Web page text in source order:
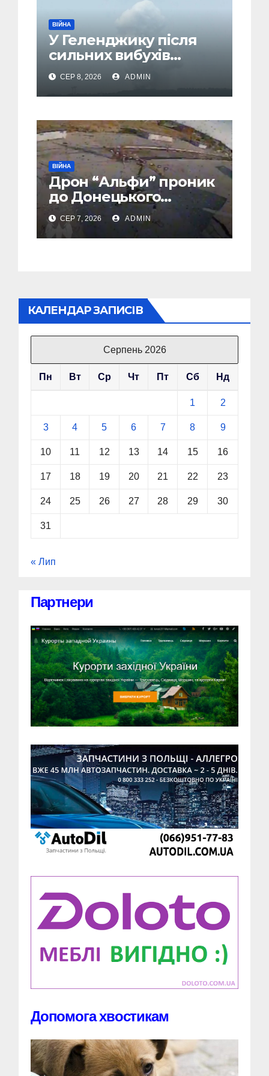
ВІЙНА
У Геленджику після
сильних вибухів
почалася масова
евакуація
СЕР 8, 2026 ADMIN
ВІЙНА
Дрон “Альфи” проник
до Донецького
аеропорту та спалив
“Шахед” ще до запуску
СЕР 7, 2026 ADMIN
КАЛЕНДАР ЗАПИСІВ
Серпень 2026
Пн Вт Ср Чт Пт Сб Нд
1 2
3 4 5 6 7 8 9
10 11 12 13 14 15 16
17 18 19 20 21 22 23
24 25 26 27 28 29 30
31
« Лип
Партнери
Допомога хвостикам